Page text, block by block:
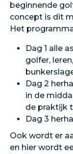
beginnende
concept is dit
Het
Dag 1 alle
golfer,
Dag 2
in de
de praktijk
Dag 3
Ook wordt er
en hier wordt